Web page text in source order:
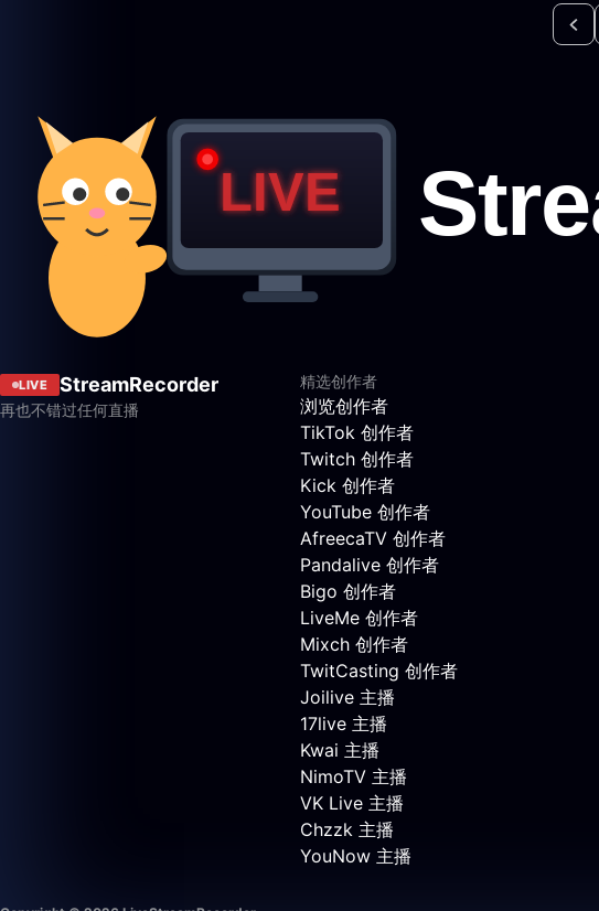
LIVE StreamRecorder
再也不错过任何直播
精选创作者
浏览创作者
TikTok 创作者
Twitch 创作者
Kick 创作者
YouTube 创作者
AfreecaTV 创作者
Pandalive 创作者
Bigo 创作者
LiveMe 创作者
Mixch 创作者
TwitCasting 创作者
Joilive 主播
17live 主播
Kwai 主播
NimoTV 主播
VK Live 主播
Chzzk 主播
YouNow 主播